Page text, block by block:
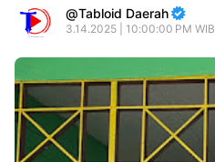
Tabloid Daerah
3.14.2025 | 10:00:00 PM WIB